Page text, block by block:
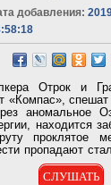
добавления:
Отрок и
«Компас», спешат
аномальное
находится
проклятое
пропадают
бы Зона не
СЛУШАТЬ